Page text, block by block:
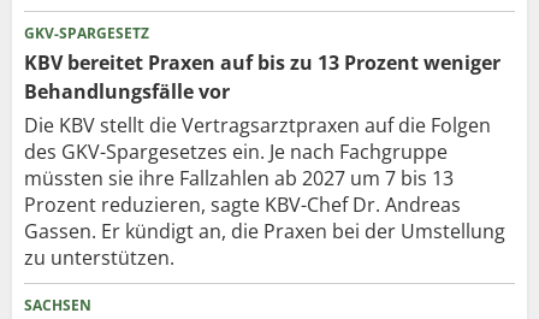
GKV-SPARGESETZ
KBV bereitet Praxen auf bis zu 13 Prozent weniger
Behandlungsfälle vor
Die KBV stellt die Vertragsarztpraxen auf die Folgen
des GKV-Spargesetzes ein. Je nach Fachgruppe
müssten sie ihre Fallzahlen ab 2027 um 7 bis 13
Prozent reduzieren, sagte KBV-Chef Dr. Andreas
Gassen. Er kündigt an, die Praxen bei der Umstellung
zu unterstützen.
SACHSEN